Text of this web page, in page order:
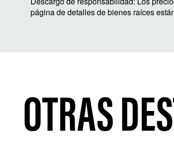
página de detalles de bienes raíces
OTRAS